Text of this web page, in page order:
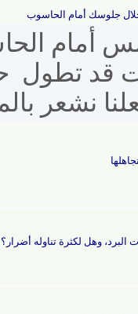
أمام الحاسوب
أمام
قد تطول
نشعر
وهل لكثرة تناوله أضرار؟